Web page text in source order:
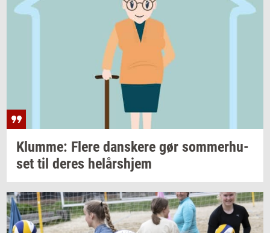
Klum­me: Flere dan­ske­re gør som­mer­hu­
set til deres helårs­hjem